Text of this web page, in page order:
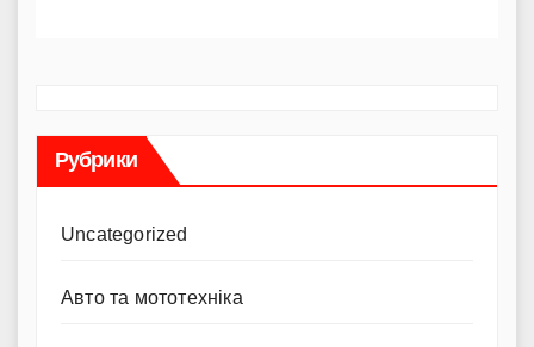
Рубрики
Uncategorized
Авто та мототехніка